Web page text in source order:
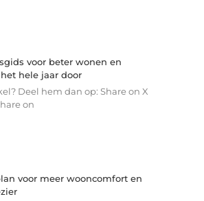
voor beter wonen en
hele jaar door
Deel hem dan op: Share on X
on
voor meer wooncomfort en